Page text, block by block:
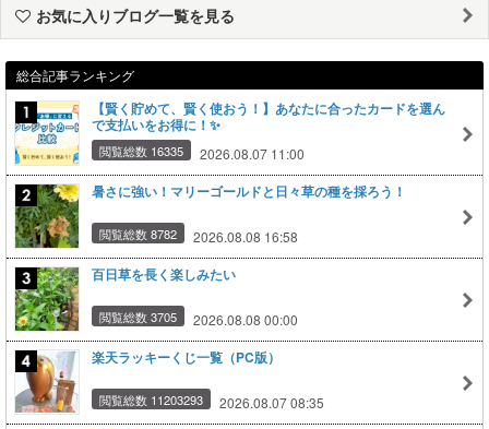
お気に入りブログ一覧を見る
総合記事ランキング
【賢く貯めて、賢く使おう！】あなたに合ったカードを選ん
で支払いをお得に！✨
閲覧総数 16335 2026.08.07 11:00
暑さに強い！マリーゴールドと日々草の種を採ろう！
閲覧総数 8782 2026.08.08 16:58
百日草を長く楽しみたい
閲覧総数 3705 2026.08.08 00:00
楽天ラッキーくじ一覧（PC版）
閲覧総数 11203293 2026.08.07 08:35